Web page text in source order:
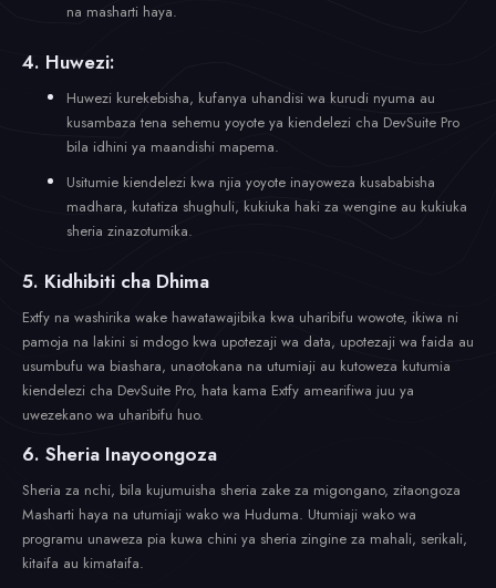
na masharti haya.
4. Huwezi:
Huwezi kurekebisha, kufanya uhandisi wa kurudi nyuma au
kusambaza tena sehemu yoyote ya kiendelezi cha DevSuite Pro
bila idhini ya maandishi mapema.
Usitumie kiendelezi kwa njia yoyote inayoweza kusababisha
madhara, kutatiza shughuli, kukiuka haki za wengine au kukiuka
sheria zinazotumika.
5. Kidhibiti cha Dhima
Extfy na washirika wake hawatawajibika kwa uharibifu wowote, ikiwa ni
pamoja na lakini si mdogo kwa upotezaji wa data, upotezaji wa faida au
usumbufu wa biashara, unaotokana na utumiaji au kutoweza kutumia
kiendelezi cha DevSuite Pro, hata kama Extfy amearifiwa juu ya
uwezekano wa uharibifu huo.
6. Sheria Inayoongoza
Sheria za nchi, bila kujumuisha sheria zake za migongano, zitaongoza
Masharti haya na utumiaji wako wa Huduma. Utumiaji wako wa
programu unaweza pia kuwa chini ya sheria zingine za mahali, serikali,
kitaifa au kimataifa.